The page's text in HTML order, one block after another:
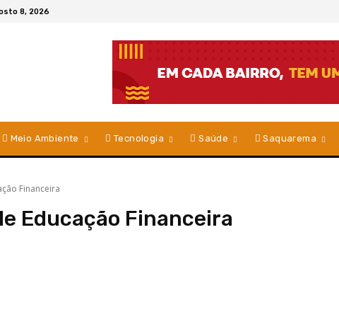
8, 2026
Meio Ambiente Tecnologia Saúde Saquarema
Financeira
Educação Financeira